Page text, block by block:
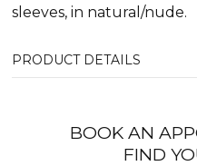
sleeves, in natural/nude.
PRODUCT DETAILS
BOOK AN
FIND